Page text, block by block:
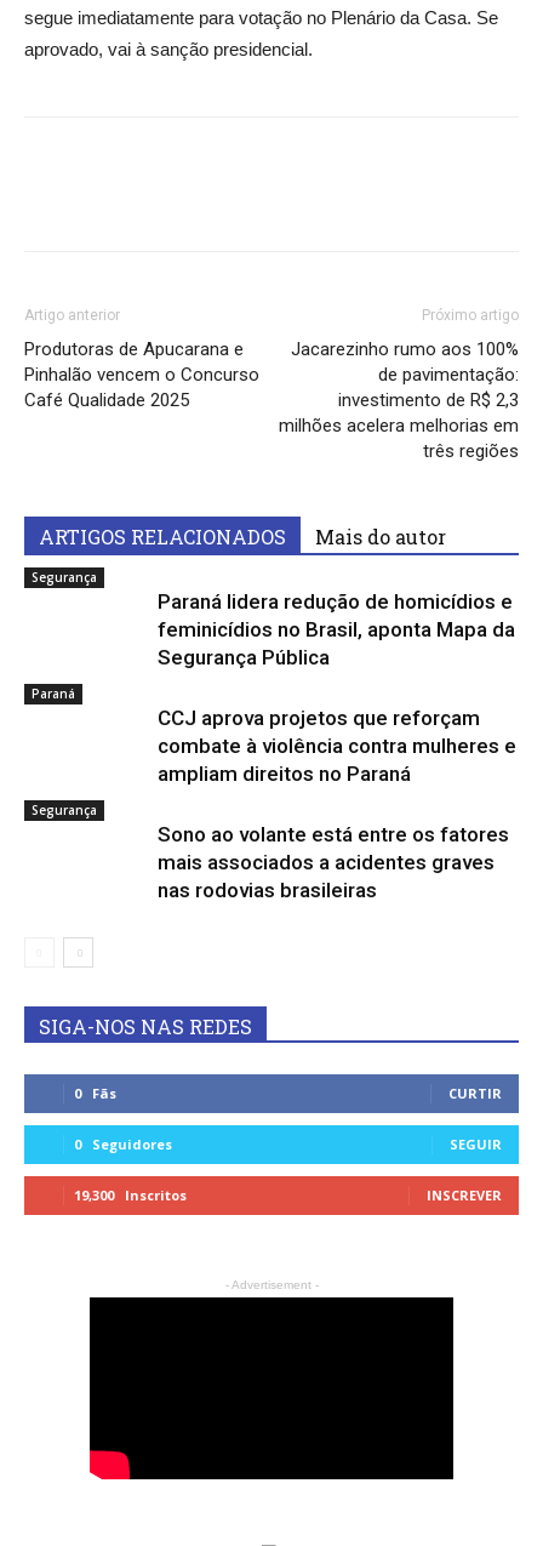
segue imediatamente para votação no Plenário da Casa. Se
aprovado, vai à sanção presidencial.
Artigo anterior
Produtoras de Apucarana e
Pinhalão vencem o Concurso
Café Qualidade 2025
Próximo artigo
Jacarezinho rumo aos 100%
de pavimentação:
investimento de R$ 2,3
milhões acelera melhorias em
três regiões
ARTIGOS RELACIONADOS Mais do autor
Segurança
Paraná lidera redução de homicídios e
feminicídios no Brasil, aponta Mapa da
Segurança Pública
Paraná
CCJ aprova projetos que reforçam
combate à violência contra mulheres e
ampliam direitos no Paraná
Segurança
Sono ao volante está entre os fatores
mais associados a acidentes graves
nas rodovias brasileiras
SIGA-NOS NAS REDES
0 Fãs CURTIR
0 Seguidores SEGUIR
19,300 Inscritos INSCREVER
- Advertisement -